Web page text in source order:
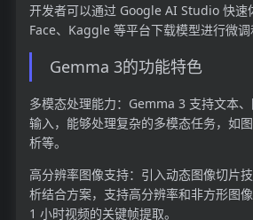
开发者可以通过 Google AI Studio 快
Face、Kaggle 等平台下载模型进行微调
Gemma 3的功能特色
多模态处理能力：Gemma 3 支持文本
输入，能够处理复杂的多模态任务，如
析等。
高分辨率图像支持：引入动态图像切片
析结合方案，支持高分辨率和非方形图
1 小时视频的关键帧提取。